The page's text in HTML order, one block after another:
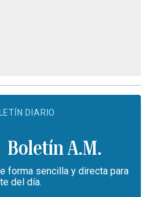
DIARIO
Boletín A.M.
forma sencilla y directa para
del día.